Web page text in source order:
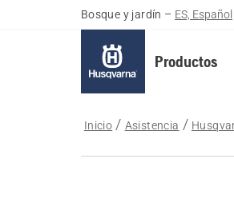
Bosque y jardín – ES, Español
Productos
Inicio Asistencia